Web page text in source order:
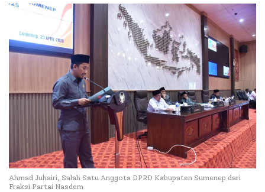
Ahmad Juhairi, Salah Satu Anggota DPRD Kabupaten Sumenep dari
Fraksi Partai Nasdem